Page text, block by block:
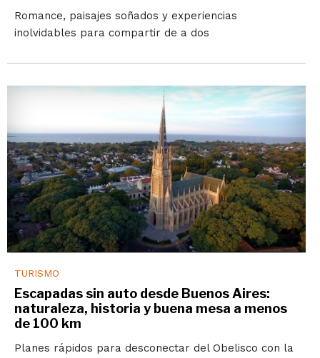
Romance, paisajes soñados y experiencias
inolvidables para compartir de a dos
TURISMO
Escapadas sin auto desde Buenos Aires:
naturaleza, historia y buena mesa a menos
de 100 km
Planes rápidos para desconectar del Obelisco con la